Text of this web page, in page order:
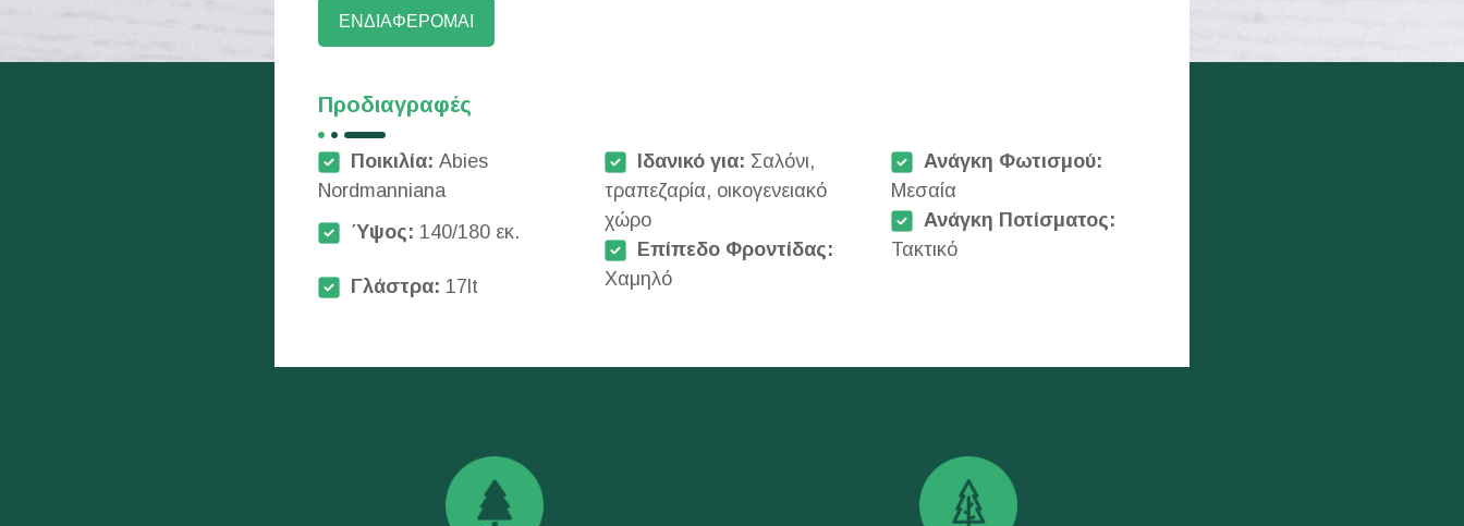
ΕΝΔΙΑΦΕΡΟΜΑΙ
Προδιαγραφές
Ποικιλία: Abies
Νordmanniana
Ύψος: 140/180 εκ.
Γλάστρα: 17lt
Ιδανικό για: Σαλόνι,
τραπεζαρία, οικογενειακό
χώρο
Επίπεδο Φροντίδας:
Χαμηλό
Ανάγκη Φωτισμού:
Μεσαία
Ανάγκη Ποτίσματος:
Τακτικό